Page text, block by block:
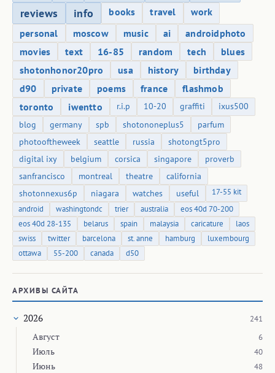
reviews
info books travel
work
personal
moscow music ai
androidphoto
movies
text 16-85 random tech
blues
shotonhonor20pro
usa history
birthday
d90
private poems france
flashmob
toronto
iwentto r.i.p 10-20 graffiti
ixus500
blog
germany spb shotononeplus5
parfum
photooftheweek
seattle russia
shotongt5pro
digital ixy
belgium corsica singapore
proverb
sanfrancisco
montreal theatre
california
shotonnexus6p
niagara watches useful
17-55 kit
android
washingtondc trier australia
eos 40d 70-200
eos 40d 28-135
belarus spain malaysia caricature
laos
swiss
twitter barcelona st. anne hamburg
luxembourg
ottawa
55-200 canada d50
АРХИВЫ САЙТА
2026 241
Август 6
Июль 40
Июнь 48